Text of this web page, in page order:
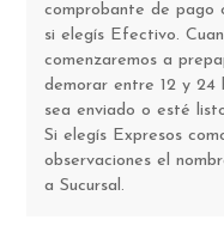
comprobante de pago
si elegís Efectivo.
comenzaremos a
demorar entre 12 y 24
sea enviado o esté
Si elegís Expresos
observaciones el
a Sucursal.